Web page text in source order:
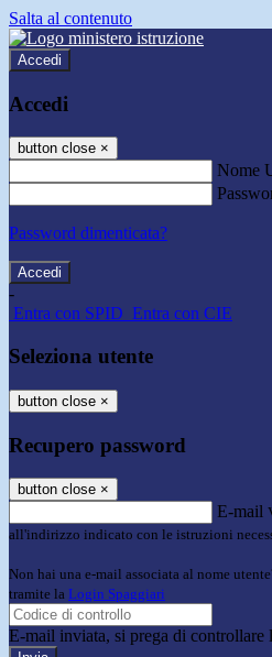
Salta al contenuto
Accedi
Accedi
button close ×
Nome
Password dimenticata?
-
Entra con SPID Entra con CIE
Seleziona utente
button close ×
Recupero password
button close ×
E-mail
all'indirizzo indicato con le istruzioni
Non hai una e-mail associata al nome
tramite la Login Spaggiari
E-mail inviata, si prega di controllare